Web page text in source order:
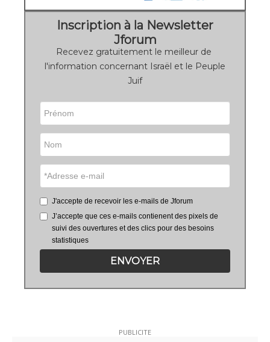
Inscription à la Newsletter
Jforum
Recevez gratuitement le meilleur de
l'information concernant Israël et le Peuple
Juif
J'accepte de recevoir les e-mails de Jforum
J’accepte que ces e-mails contienent des pixels de
suivi des ouvertures et des clics pour des besoins
statistiques
ENVOYER